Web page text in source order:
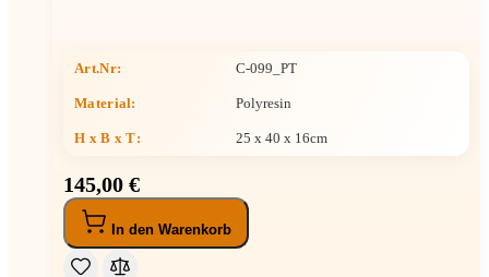
Art.Nr: C-099_PT
Material: Polyresin
H x B x T: 25 x 40 x 16cm
145,00 €
In den Warenkorb